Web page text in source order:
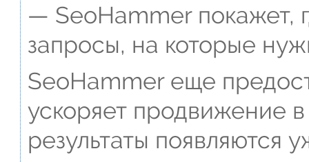
— SeoHammer покажет,
запросы, на которые
SeoHammer еще
ускоряет продвижение
результаты появляются